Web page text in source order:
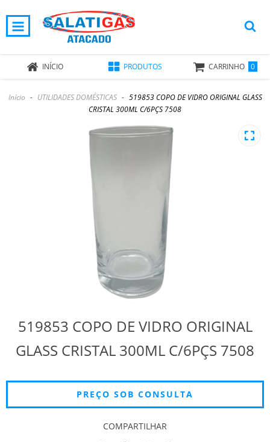
INÍCIO PRODUTOS CARRINHO 0
Início - UTILIDADES DOMÉSTICAS - 519853 COPO DE VIDRO ORIGINAL GLASS
CRISTAL 300ML C/6PÇS 7508
519853 COPO DE VIDRO ORIGINAL
GLASS CRISTAL 300ML C/6PÇS 7508
COMPARTILHAR